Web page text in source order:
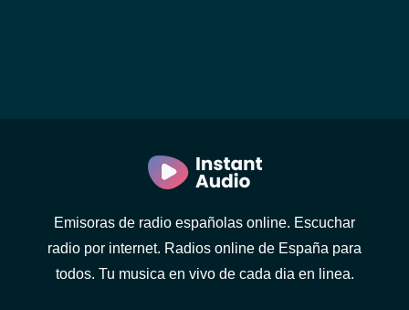
Emisoras de radio españolas online. Escuchar
radio por internet. Radios online de España para
todos. Tu musica en vivo de cada dia en linea.